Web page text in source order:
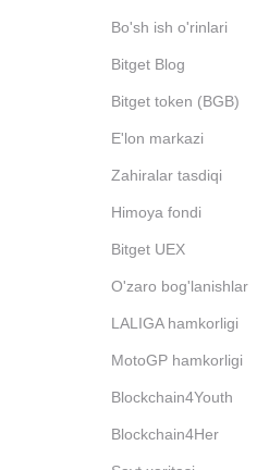
Bo'sh ish o'rinlari
Bitget Blog
Bitget token (BGB)
E'lon markazi
Zahiralar tasdiqi
Himoya fondi
Bitget UEX
O'zaro bog'lanishlar
LALIGA hamkorligi
MotoGP hamkorligi
Blockchain4Youth
Blockchain4Her